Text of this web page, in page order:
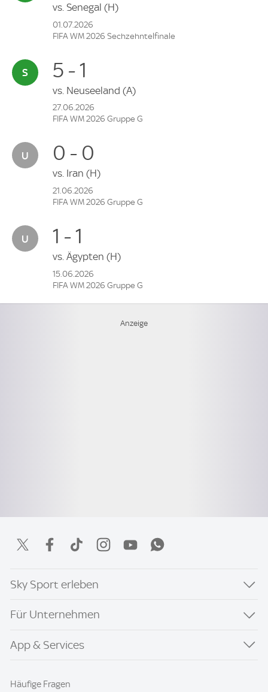
vs. Senegal (H)
01.07.2026
FIFA WM 2026 Sechzehntelfinale
5 - 1
vs. Neuseeland (A)
27.06.2026
FIFA WM 2026 Gruppe G
0 - 0
vs. Iran (H)
21.06.2026
FIFA WM 2026 Gruppe G
1 - 1
vs. Ägypten (H)
15.06.2026
FIFA WM 2026 Gruppe G
Sky Sport erleben
Für Unternehmen
App & Services
Häufige Fragen